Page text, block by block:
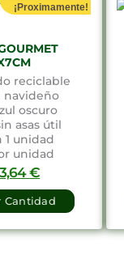
¡Proximamente!
reciclable
navideño
oscuro
asas útil
1 unidad
unidad
3,64€
Cantidad